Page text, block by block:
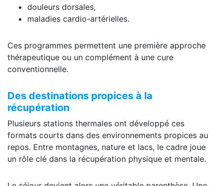
douleurs dorsales,
maladies cardio-artérielles.
Ces programmes permettent une première approche
thérapeutique ou un complément à une cure
conventionnelle.
Des destinations propices à la
récupération
Plusieurs stations thermales ont développé ces
formats courts dans des environnements propices au
repos. Entre montagnes, nature et lacs, le cadre joue
un rôle clé dans la récupération physique et mentale.